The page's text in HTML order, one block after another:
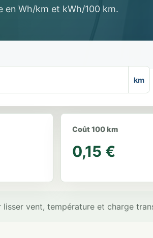
en Wh/km et kWh/100 km.
km
Coût 100 km
0,15 €
vent, température et charge